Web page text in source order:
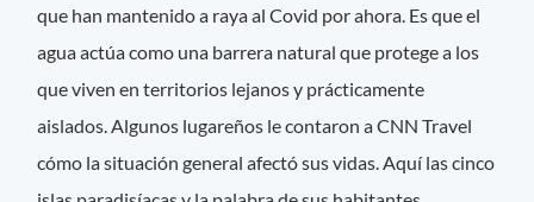
que han mantenido a raya al Covid por ahora. Es que el
agua actúa como una barrera natural que protege a los
que viven en territorios lejanos y prácticamente
aislados. Algunos lugareños le contaron a CNN Travel
cómo la situación general afectó sus vidas. Aquí las cinco